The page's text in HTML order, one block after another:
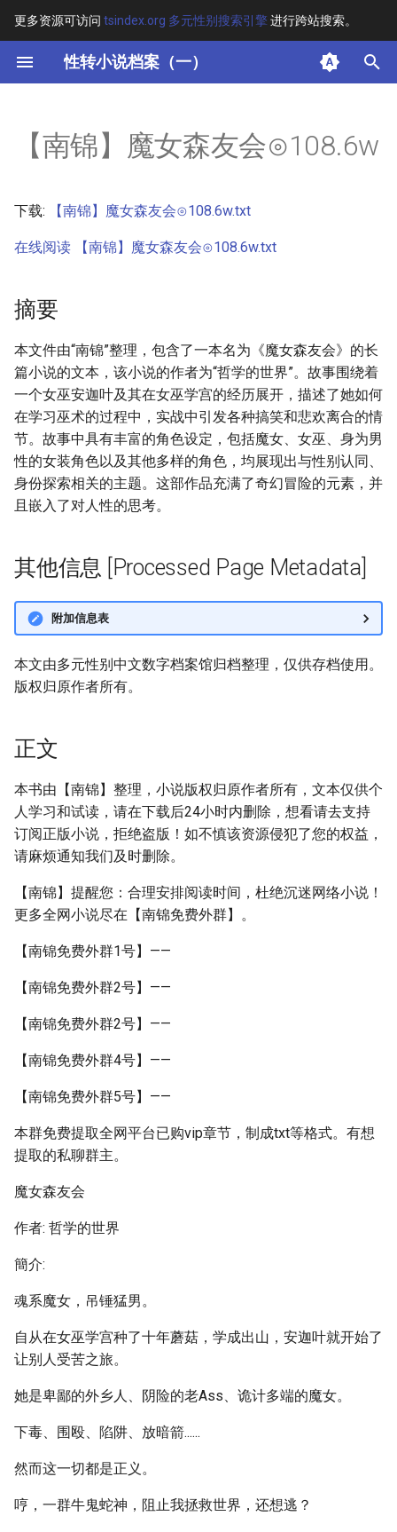
更多资源可访问 tsindex.org 多元性别搜索引擎进行跨站搜索。
性转小说档案（一）
键
搜
索
其他信息 [Processed Page
【南锦】魔女森友会⊙108.6w
下载: 【南锦】魔女森友会⊙108.6w.txt
在线阅读 【南锦】魔女森友会⊙108.6w.txt
摘要
本文件由“南锦”整理，包含了一本名为《魔女森友会》的长
篇小说的文本，该小说的作者为“哲学的世界”。故事围绕着
一个女巫安迦叶及其在女巫学宫的经历展开，描述了她如何
在学习巫术的过程中，实战中引发各种搞笑和悲欢离合的情
节。故事中具有丰富的角色设定，包括魔女、女巫、身为男
性的女装角色以及其他多样的角色，均展现出与性别认同、
身份探索相关的主题。这部作品充满了奇幻冒险的元素，并
且嵌入了对人性的思考。
其他信息 [Processed Page Metadata]
附加信息表
本文由多元性别中文数字档案馆归档整理，仅供存档使用。
版权归原作者所有。
正文
本书由【南锦】整理，小说版权归原作者所有，文本仅供个
人学习和试读，请在下载后24小时内删除，想看请去支持
订阅正版小说，拒绝盗版！如不慎该资源侵犯了您的权益，
请麻烦通知我们及时删除。
【南锦】提醒您：合理安排阅读时间，杜绝沉迷网络小说！
更多全网小说尽在【南锦免费外群】。
【南锦免费外群1号】——
【南锦免费外群2号】——
【南锦免费外群2号】——
【南锦免费外群4号】——
【南锦免费外群5号】——
本群免费提取全网平台已购vip章节，制成txt等格式。有想
提取的私聊群主。
魔女森友会
作者: 哲学的世界
簡介:
魂系魔女，吊锤猛男。
自从在女巫学宫种了十年蘑菇，学成出山，安迦叶就开始了
让别人受苦之旅。
她是卑鄙的外乡人、阴险的老Ass、诡计多端的魔女。
下毒、围殴、陷阱、放暗箭......
然而这一切都是正义。
哼，一群牛鬼蛇神，阻止我拯救世界，还想逃？